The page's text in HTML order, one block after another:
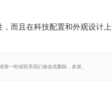
而且在科技配置和外观设计
一时候联系我们修改或删除，多谢。